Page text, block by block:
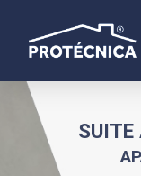
SUITE